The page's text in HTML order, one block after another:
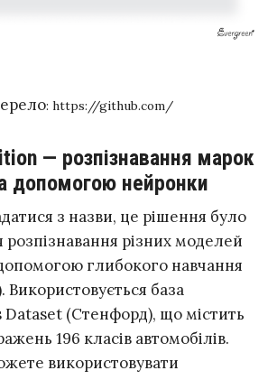
: https://github.com/
— розпізнавання марок
допомогою нейронки
з назви, це рішення було
різних моделей
глибокого навчання
база
Dataset (Стенфорд), що містить
196 класів автомобілів.
використовувати